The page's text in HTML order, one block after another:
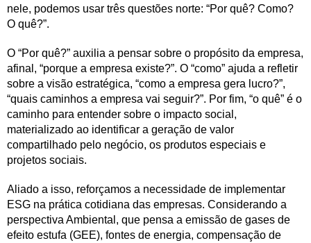
nele, podemos usar três questões norte: “Por quê? Como?
O quê?”.
O “Por quê?” auxilia a pensar sobre o propósito da empresa,
afinal, “porque a empresa existe?”. O “como” ajuda a refletir
sobre a visão estratégica, “como a empresa gera lucro?”,
“quais caminhos a empresa vai seguir?”. Por fim, “o quê” é o
caminho para entender sobre o impacto social,
materializado ao identificar a geração de valor
compartilhado pelo negócio, os produtos especiais e
projetos sociais.
Aliado a isso, reforçamos a necessidade de implementar
ESG na prática cotidiana das empresas. Considerando a
perspectiva Ambiental, que pensa a emissão de gases de
efeito estufa (GEE), fontes de energia, compensação de